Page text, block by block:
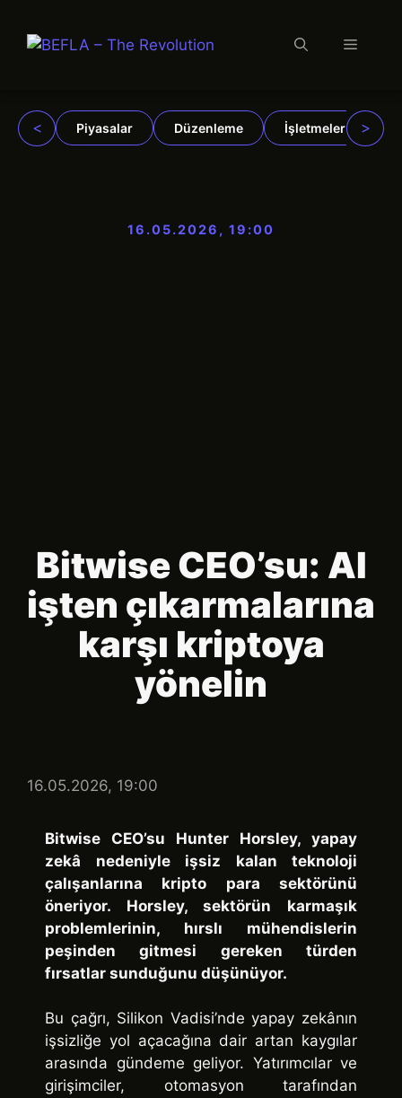
Menü
< Piyasalar Düzenleme İşletmeler >
16.05.2026, 19:00
Bitwise CEO’su: AI
işten çıkarmalarına
karşı kriptoya
yönelin
16.05.2026, 19:00
Bitwise CEO’su Hunter Horsley, yapay
zekâ nedeniyle işsiz kalan teknoloji
çalışanlarına kripto para sektörünü
öneriyor. Horsley, sektörün karmaşık
problemlerinin, hırslı mühendislerin
peşinden gitmesi gereken türden
fırsatlar sunduğunu düşünüyor.
Bu çağrı, Silikon Vadisi’nde yapay zekânın
işsizliğe yol açacağına dair artan kaygılar
arasında gündeme geliyor. Yatırımcılar ve
girişimciler, otomasyon tarafından